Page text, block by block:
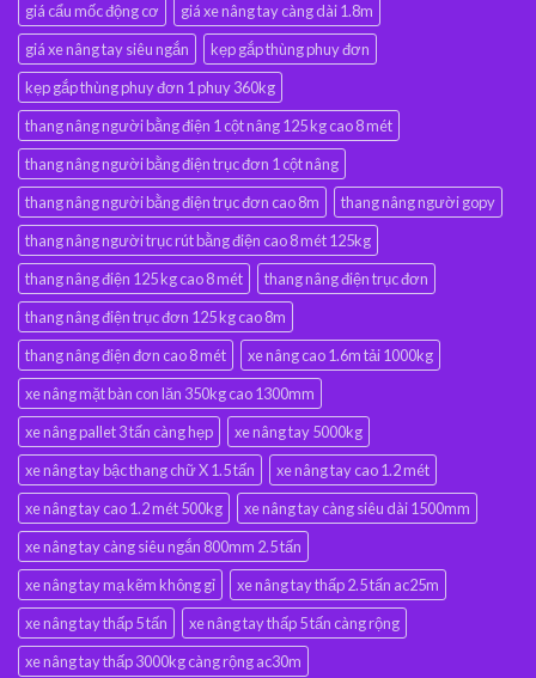
giá cẩu mốc động cơ
giá xe nâng tay càng dài 1.8m
giá xe nâng tay siêu ngắn
kẹp gắp thùng phuy đơn
kẹp gắp thùng phuy đơn 1 phuy 360kg
thang nâng người bằng điện 1 cột nâng 125 kg cao 8 mét
thang nâng người bằng điện trục đơn 1 cột nâng
thang nâng người bằng điện trục đơn cao 8m
thang nâng người gopy
thang nâng người trục rút bằng điện cao 8 mét 125kg
thang nâng điện 125 kg cao 8 mét
thang nâng điện trục đơn
thang nâng điện trục đơn 125 kg cao 8m
thang nâng điện đơn cao 8 mét
xe nâng cao 1.6m tải 1000kg
xe nâng mặt bàn con lăn 350kg cao 1300mm
xe nâng pallet 3 tấn càng hẹp
xe nâng tay 5000kg
xe nâng tay bậc thang chữ X 1.5 tấn
xe nâng tay cao 1.2 mét
xe nâng tay cao 1.2 mét 500kg
xe nâng tay càng siêu dài 1500mm
xe nâng tay càng siêu ngắn 800mm 2.5 tấn
xe nâng tay mạ kẽm không gỉ
xe nâng tay thấp 2.5 tấn ac25m
xe nâng tay thấp 5 tấn
xe nâng tay thấp 5 tấn càng rộng
xe nâng tay thấp 3000kg càng rộng ac30m